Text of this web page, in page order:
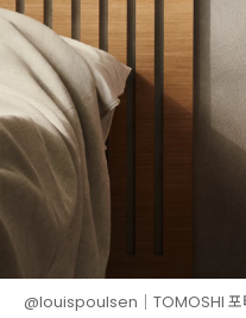
@louispoulsen│TOMOSHI 포